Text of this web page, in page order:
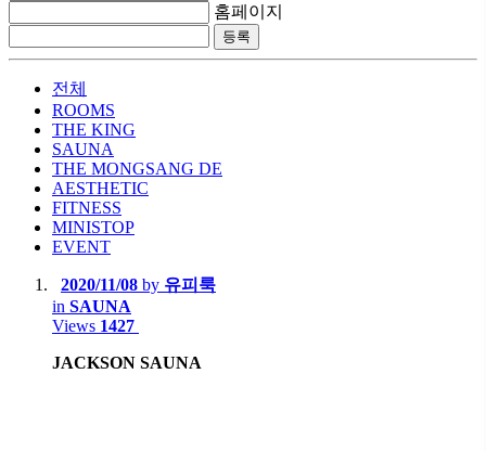
홈페이지
전체
ROOMS
THE KING
SAUNA
THE MONGSANG DE
AESTHETIC
FITNESS
MINISTOP
EVENT
2020/11/08 by 유피룩
in SAUNA
Views 1427
JACKSON SAUNA